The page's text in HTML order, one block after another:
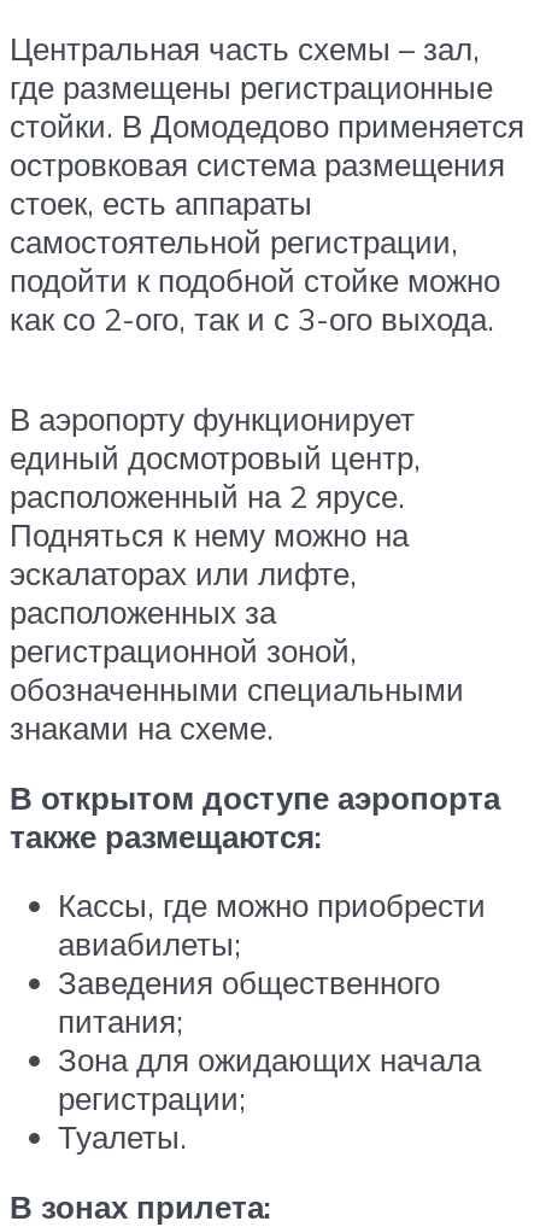
Центральная часть схемы – зал,
где размещены регистрационные
стойки. В Домодедово применяется
островковая система размещения
стоек, есть аппараты
самостоятельной регистрации,
подойти к подобной стойке можно
как со 2-ого, так и с 3-ого выхода.
В аэропорту функционирует
единый досмотровый центр,
расположенный на 2 ярусе.
Подняться к нему можно на
эскалаторах или лифте,
расположенных за
регистрационной зоной,
обозначенными специальными
знаками на схеме.
В открытом доступе аэропорта
также размещаются:
Кассы, где можно приобрести
авиабилеты;
Заведения общественного
питания;
Зона для ожидающих начала
регистрации;
Туалеты.
В зонах прилета: